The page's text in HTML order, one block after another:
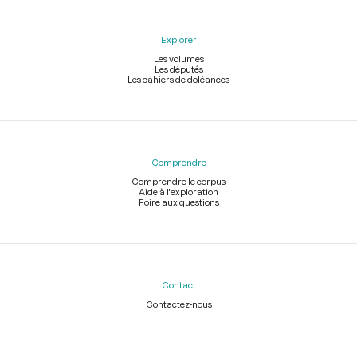
Explorer
Les volumes
Les députés
Les cahiers de doléances
Comprendre
Comprendre le corpus
Aide à l'exploration
Foire aux questions
Contact
Contactez-nous